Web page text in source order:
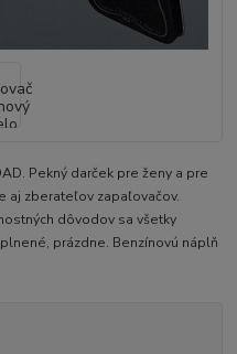
Pekný darček pre ženy a pre
aj zberateľov zapaľovačov.
dôvodov sa všetky
prázdne. Benzínovú náplň